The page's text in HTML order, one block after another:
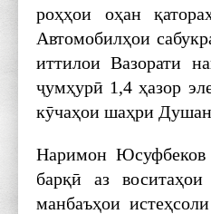
роҳҳои оҳан
Автомобилҳои
иттилои Вазорати
ҷумҳурӣ 1,4 ҳазор
кӯчаҳои шаҳри
Наримон Юсуфбеков
барқӣ аз
манбаъҳои